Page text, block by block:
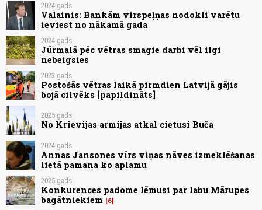
2024.gads
Valainis: Bankām virspeļņas nodokli varētu
ieviest no nākamā gada
2024.gads
Jūrmalā pēc vētras smagie darbi vēl ilgi
nebeigsies
2023.gads
Postošās vētras laikā pirmdien Latvijā gājis
bojā cilvēks [papildināts]
2025.gads
No Krievijas armijas atkal cietusi Buča
2024.gads
Annas Jansones vīrs viņas nāves izmeklēšanas
lietā pamana ko aplamu
2025.gads
Konkurences padome lēmusi par labu Mārupes
bagātniekiem
6